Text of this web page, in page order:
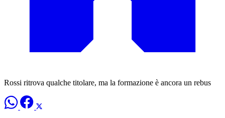
Rossi ritrova qualche titolare, ma la formazione è ancora un rebus